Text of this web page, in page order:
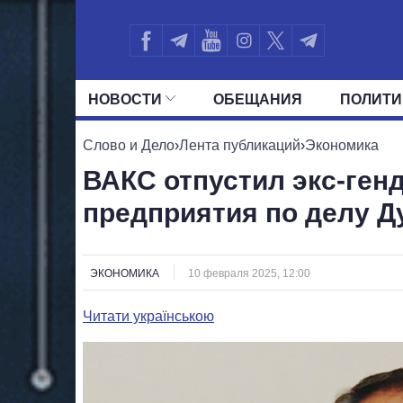
НОВОСТИ ОБЕЩАНИЯ
ВСЕ ПОЛИТИКИ ПРЕЗИДЕНТ И
Слово и Дело›Лента публикаций›Экономика
ВАКС отпустил экс-
предприятия по делу
ЭКОНОМИКА 10 февраля 2025, 12:00
Читати українською